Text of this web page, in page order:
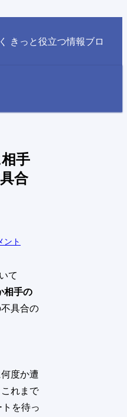
きっと役立つ情報ブロ
手
合
ント
て
相手の
具合の
度か遭
れまで
を待っ